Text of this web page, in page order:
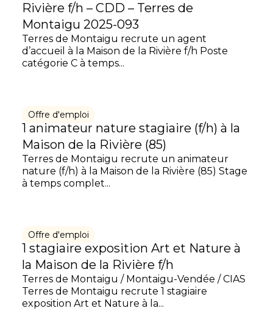
Rivière f/h – CDD – Terres de
Montaigu 2025-093
Terres de Montaigu recrute un agent
d’accueil à la Maison de la Rivière f/h Poste
catégorie C à temps...
Offre d'emploi
1 animateur nature stagiaire (f/h) à la
Maison de la Rivière (85)
Terres de Montaigu recrute un animateur
nature (f/h) à la Maison de la Rivière (85) Stage
à temps complet...
Offre d'emploi
1 stagiaire exposition Art et Nature à
la Maison de la Rivière f/h
Terres de Montaigu / Montaigu-Vendée / CIAS
Terres de Montaigu recrute 1 stagiaire
exposition Art et Nature à la...